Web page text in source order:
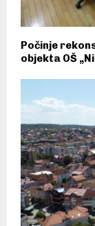
Počinje
objekta OŠ